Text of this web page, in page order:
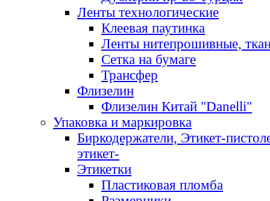
Ленты технологические
Клеевая паутинка
Ленты нитепрошивные,
Сетка на бумаге
Трансфер
Флизелин
Флизелин Китай "Danelli"
Упаковка и маркировка
Биркодержатели, Этикет-
этикет-
Этикетки
Пластиковая пломба